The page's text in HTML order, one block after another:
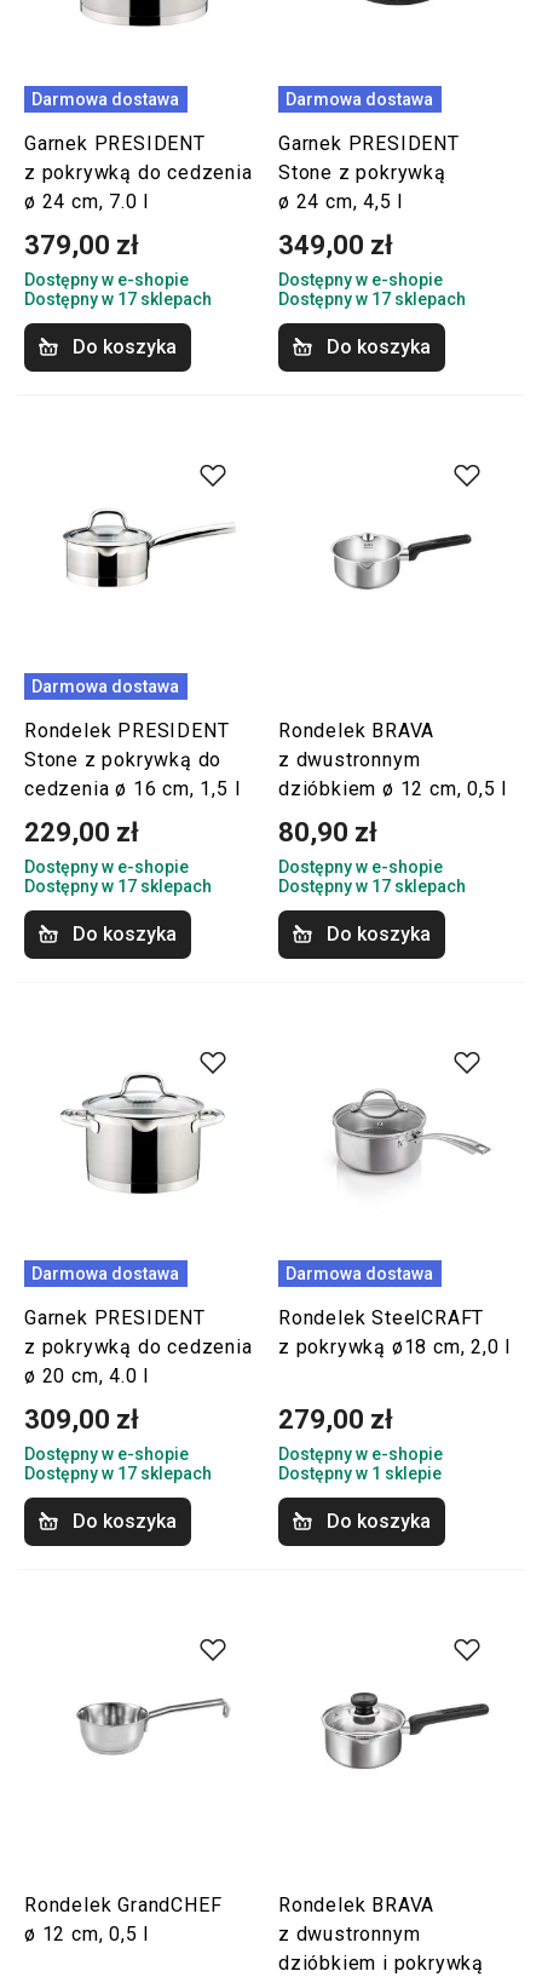
Darmowa dostawa
Garnek PRESIDENT
z pokrywką do cedzenia
ø 24 cm, 7.0 l
379,00 zł
Dostępny w e-shopie
Dostępny w 17 sklepach
Do koszyka
Darmowa dostawa
Garnek PRESIDENT
Stone z pokrywką
ø 24 cm, 4,5 l
349,00 zł
Dostępny w e-shopie
Dostępny w 17 sklepach
Do koszyka
Darmowa dostawa
Rondelek PRESIDENT
Stone z pokrywką do
cedzenia ø 16 cm, 1,5 l
229,00 zł
Dostępny w e-shopie
Dostępny w 17 sklepach
Do koszyka
Rondelek BRAVA
z dwustronnym
dzióbkiem ø 12 cm, 0,5 l
80,90 zł
Dostępny w e-shopie
Dostępny w 17 sklepach
Do koszyka
Darmowa dostawa
Garnek PRESIDENT
z pokrywką do cedzenia
ø 20 cm, 4.0 l
309,00 zł
Dostępny w e-shopie
Dostępny w 17 sklepach
Do koszyka
Darmowa dostawa
Rondelek SteelCRAFT
z pokrywką ø18 cm, 2,0 l
279,00 zł
Dostępny w e-shopie
Dostępny w 1 sklepie
Do koszyka
Rondelek GrandCHEF
ø 12 cm, 0,5 l
Rondelek BRAVA
z dwustronnym
dzióbkiem i pokrywką